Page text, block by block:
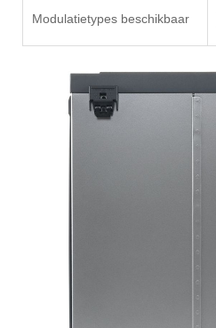
Modulatietypes beschikbaar